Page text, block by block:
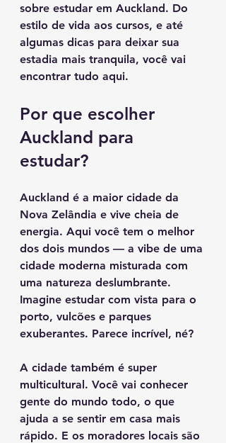
sobre estudar em Auckland. Do
estilo de vida aos cursos, e até
algumas dicas para deixar sua
estadia mais tranquila, você vai
encontrar tudo aqui.
Por que escolher
Auckland para
estudar?
Auckland é a maior cidade da
Nova Zelândia e vive cheia de
energia. Aqui você tem o melhor
dos dois mundos — a vibe de uma
cidade moderna misturada com
uma natureza deslumbrante.
Imagine estudar com vista para o
porto, vulcões e parques
exuberantes. Parece incrível, né?
A cidade também é super
multicultural. Você vai conhecer
gente do mundo todo, o que
ajuda a se sentir em casa mais
rápido. E os moradores locais são